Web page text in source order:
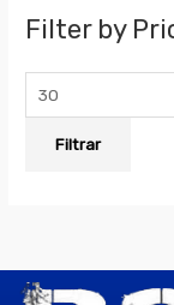
Filter by
Filtrar